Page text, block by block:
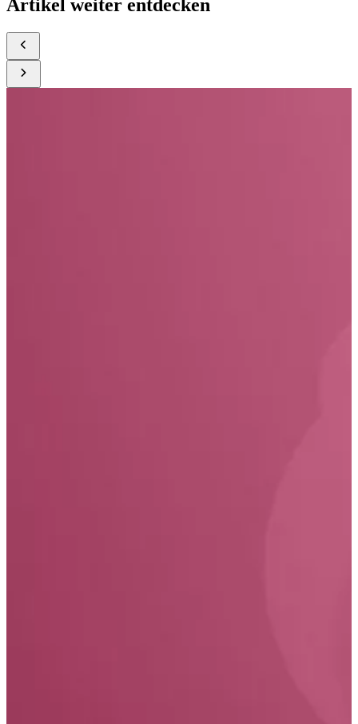
Artikel weiter entdecken